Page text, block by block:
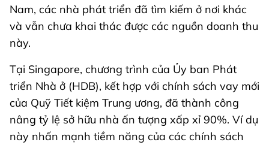
Nam, các nhà phát triển đã tìm kiếm ở nơi khác
và vẫn chưa khai thác được các nguồn doanh thu
này.
Tại Singapore, chương trình của Ủy ban Phát
triển Nhà ở (HDB), kết hợp với chính sách vay mới
của Quỹ Tiết kiệm Trung ương, đã thành công
nâng tỷ lệ sở hữu nhà ấn tượng xấp xỉ 90%. Ví dụ
này nhấn mạnh tiềm năng của các chính sách